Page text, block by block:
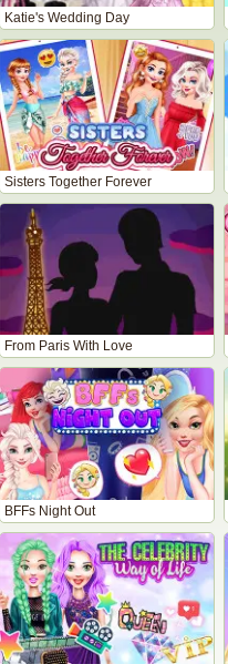
Katie's Wedding Day
Sisters Together Forever
From Paris With Love
BFFs Night Out